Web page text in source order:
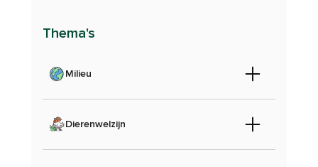
Thema's
Milieu
Dierenwelzijn